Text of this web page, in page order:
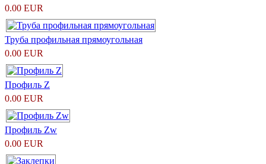
0.00 EUR
Труба профильная прямоугольная
0.00 EUR
Профиль Z
0.00 EUR
Профиль Zw
0.00 EUR